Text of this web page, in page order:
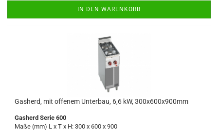
IN DEN WARENKORB
Gasherd, mit offenem Unterbau, 6,6 kW, 300x600x900mm
Gasherd Serie 600
Maße (mm) L x T x H: 300 x 600 x 900